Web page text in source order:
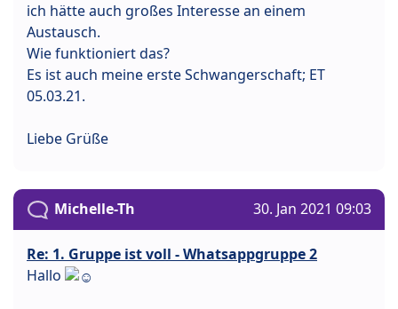
ich hätte auch großes Interesse an einem
Austausch.
Wie funktioniert das?
Es ist auch meine erste Schwangerschaft; ET
05.03.21.
Liebe Grüße
Michelle-Th 30. Jan 2021 09:03
Re: 1. Gruppe ist voll - Whatsappgruppe 2
Hallo